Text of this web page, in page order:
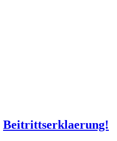
Beitrittserklaerung!